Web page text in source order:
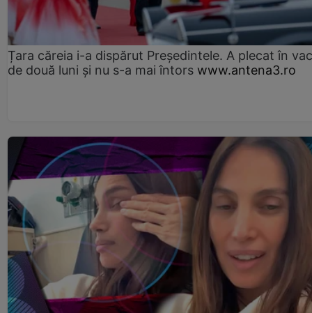
Țara căreia i-a dispărut Președintele. A plecat în
de două luni și nu s-a mai întors www.antena3.ro